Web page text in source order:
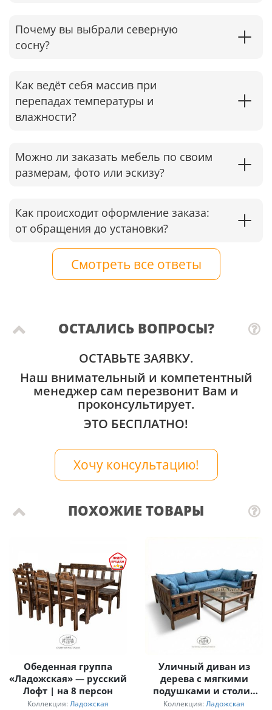
Почему вы выбрали северную
сосну?
Как ведёт себя массив при
перепадах температуры и
влажности?
Можно ли заказать мебель по своим
размерам, фото или эскизу?
Как происходит оформление заказа:
от обращения до установки?
Смотреть все ответы
ОСТАЛИСЬ ВОПРОСЫ?
ОСТАВЬТЕ ЗАЯВКУ.
Наш внимательный и компетентный
менеджер сам перезвонит Вам и
проконсультирует.
ЭТО БЕСПЛАТНО!
Хочу консультацию!
ПОХОЖИЕ ТОВАРЫ
Обеденная группа
«Ладожская» — русский
Лофт | на 8 персон
Коллекция: Ладожская
Уличный диван из
дерева с мягкими
подушками и столик
для дачи
Коллекция: Ладожская